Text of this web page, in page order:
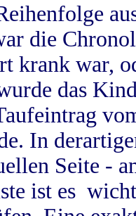
die
krank war,
das
In
Seite -
ist es